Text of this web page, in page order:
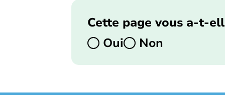
Cette page vous a-t-
Oui
Non